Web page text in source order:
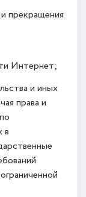
прекращения
Интернет;
и иных
права и
в